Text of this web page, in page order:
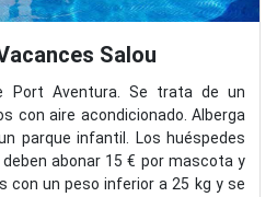
Salou
Port Aventura. Se trata de un
con aire acondicionado. Alberga
parque infantil. Los huéspedes
abonar 15 € por mascota y
con un peso inferior a 25 kg y se